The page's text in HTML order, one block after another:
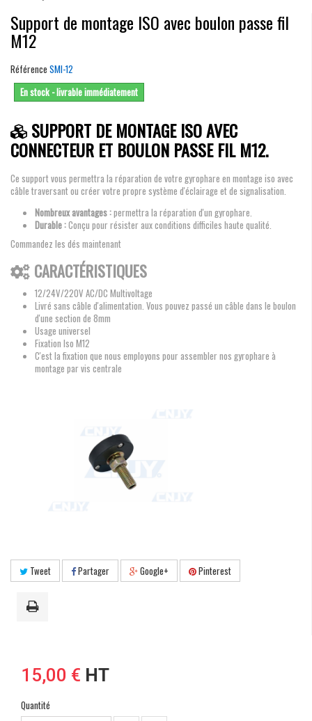
Support de montage ISO avec boulon passe fil
M12
Référence SMI-12
En stock - livrable immédiatement
SUPPORT DE MONTAGE ISO AVEC
CONNECTEUR ET BOULON PASSE FIL M12.
Ce support vous permettra la réparation de votre gyrophare en montage iso avec
câble traversant ou créer votre propre système d'éclairage et de signalisation.
Nombreux avantages :permettra la réparation d'un gyrophare.
Durable :Conçu pour résister aux conditions difficiles haute qualité.
Commandez les dés maintenant
CARACTÉRISTIQUES
12/24V/220V AC/DC Multivoltage
Livré sans câble d'alimentation. Vous pouvez passé un câble dans le boulon
d'une section de 8mm
Usage universel
Fixation Iso M12
C'est la fixation que nous employons pour assembler nos gyrophare à
montage par vis centrale
Tweet Partager Google+ Pinterest
15,00 € HT
Quantité